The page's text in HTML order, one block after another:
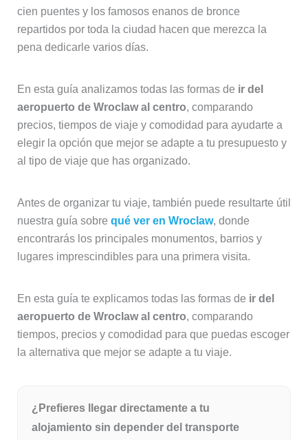
cien puentes y los famosos enanos de bronce
repartidos por toda la ciudad hacen que merezca la
pena dedicarle varios días.
En esta guía analizamos todas las formas de ir del
aeropuerto de Wroclaw al centro, comparando
precios, tiempos de viaje y comodidad para ayudarte a
elegir la opción que mejor se adapte a tu presupuesto y
al tipo de viaje que has organizado.
Antes de organizar tu viaje, también puede resultarte útil
nuestra guía sobre qué ver en Wroclaw, donde
encontrarás los principales monumentos, barrios y
lugares imprescindibles para una primera visita.
En esta guía te explicamos todas las formas de ir del
aeropuerto de Wroclaw al centro, comparando
tiempos, precios y comodidad para que puedas escoger
la alternativa que mejor se adapte a tu viaje.
¿Prefieres llegar directamente a tu
alojamiento sin depender del transporte